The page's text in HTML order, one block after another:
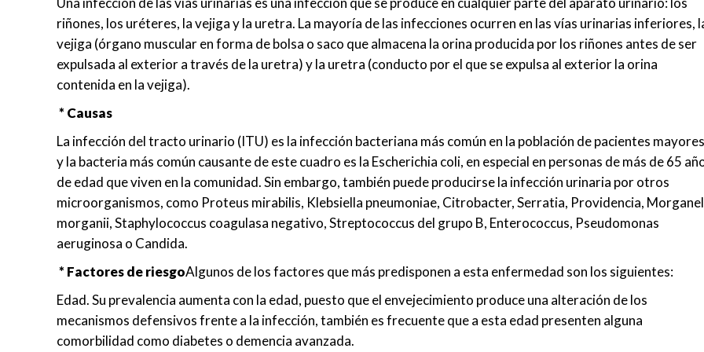
riñones, los uréteres, la vejiga y la uretra. La mayoría de las infecciones ocurren en las vías urinarias inferiores,
vejiga (órgano muscular en forma de bolsa o saco que almacena la orina producida por los riñones antes de ser
expulsada al exterior a través de la uretra) y la uretra (conducto por el que se expulsa al exterior la orina
contenida en la vejiga).
* Causas
La infección del tracto urinario (ITU) es la infección bacteriana más común en la población de pacientes
y la bacteria más común causante de este cuadro es la Escherichia coli, en especial en personas de más de 65
de edad que viven en la comunidad. Sin embargo, también puede producirse la infección urinaria por otros
microorganismos, como Proteus mirabilis, Klebsiella pneumoniae, Citrobacter, Serratia, Providencia,
morganii, Staphylococcus coagulasa negativo, Streptococcus del grupo B, Enterococcus, Pseudomonas
aeruginosa o Candida.
* Factores de riesgoAlgunos de los factores que más predisponen a esta enfermedad son los siguientes:
Edad. Su prevalencia aumenta con la edad, puesto que el envejecimiento produce una alteración de los
mecanismos defensivos frente a la infección, también es frecuente que a esta edad presenten alguna
comorbilidad como diabetes o demencia avanzada.